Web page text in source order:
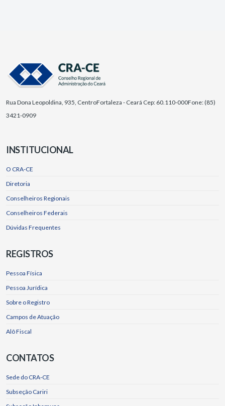
Rua Dona Leopoldina, 935, CentroFortaleza - Ceará Cep: 60.110-000Fone: (85)
3421-0909
INSTITUCIONAL
O CRA-CE
Diretoria
Conselheiros Regionais
Conselheiros Federais
Dúvidas Frequentes
REGISTROS
Pessoa Física
Pessoa Jurídica
Sobre o Registro
Campos de Atuação
Alô Fiscal
CONTATOS
Sede do CRA-CE
Subseção Cariri